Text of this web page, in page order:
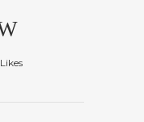
Likes